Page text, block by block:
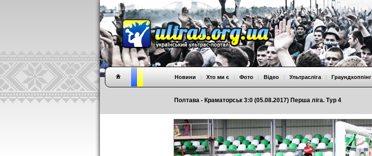
Полтава - Краматорськ 3:0 (05.08.2017) Перша ліга. Тур 4
Новини | Хто ми є | Фото | Відео | Ультрасліга | Граундхоппінг